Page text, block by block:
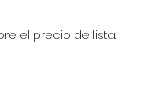
el precio de lista.